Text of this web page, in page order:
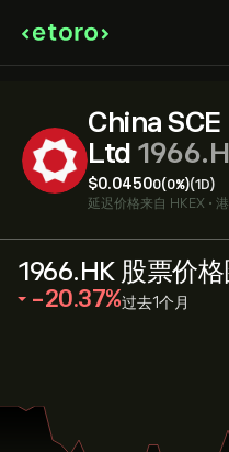
China
Ltd
‎$‎0.04500(0%)(1D)
延迟价格来自 HKEX •
1966.HK 股票价
‎-20.37‎ 过去1个月